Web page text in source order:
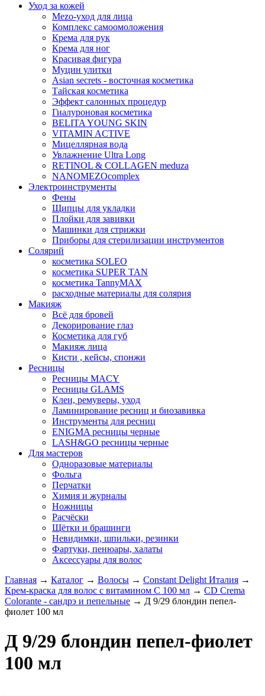
Уход за кожей
Mezo-уход для лица
Комплекс самоомоложения
Крема для рук
Крема для ног
Красивая фигура
Муцин улитки
Asian seсrets - восточная косметика
Тайская косметика
Эффект салонных процедур
Гиалуроновая косметика
BELITA YOUNG SKIN
VITAMIN ACTIVE
Мицеллярная вода
Увлажнение Ultra Long
RETINOL & COLLAGEN meduza
NANOMEZOcomplex
Электроинструменты
Фены
Щипцы для укладки
Плойки для завивки
Машинки для стрижки
Приборы для стерилизации инструментов
Солярий
косметика SOLEO
косметика SUPER TAN
косметика TannyMAX
расходные материалы для солярия
Макияж
Всё для бровей
Декорирование глаз
Косметика для губ
Макияж лица
Кисти , кейсы, спонжи
Ресницы
Ресницы MACY
Ресницы GLAMS
Клеи, ремуверы, уход
Ламинирование ресниц и биозавивка
Инструменты для ресниц
ENIGMA ресницы черные
LASH&GO ресницы черные
Для мастеров
Одноразовые материалы
Фольга
Перчатки
Химия и журналы
Ножницы
Расчёски
Щётки и брашинги
Невидимки, шпильки, резинки
Фартуки, пенюары, халаты
Аксессуары для волос
Главная → Каталог → Волосы → Constant Delight Италия →
Крем-краска для волос с витамином С 100 мл → CD Crema
Colorante - сандрэ и пепельные → Д 9/29 блондин пепел-
фиолет 100 мл
Д 9/29 блондин пепел-фиолет
100 мл